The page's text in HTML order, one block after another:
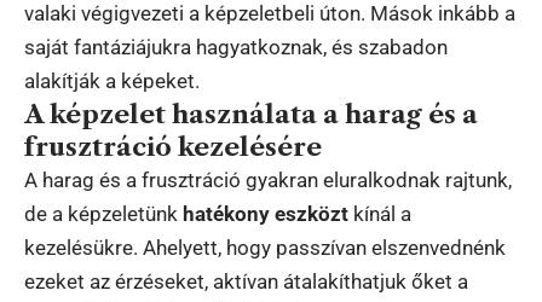
valaki végigvezeti a képzeletbeli úton. Mások inkább a
saját fantáziájukra hagyatkoznak, és szabadon
alakítják a képeket.
A képzelet használata a harag és a
frusztráció kezelésére
A harag és a frusztráció gyakran eluralkodnak rajtunk,
de a képzeletünk hatékony eszközt kínál a
kezelésükre. Ahelyett, hogy passzívan elszenvednénk
ezeket az érzéseket, aktívan átalakíthatjuk őket a